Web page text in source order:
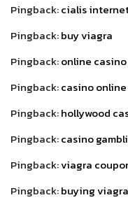
Pingback:cialis
Pingback:buy viagra
Pingback:online
Pingback:casino
Pingback:hollywood
Pingback:casino
Pingback:viagra
Pingback:buying